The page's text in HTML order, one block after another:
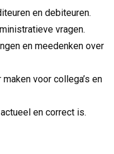
en debiteuren.
vragen.
en meedenken over
voor collega’s en
en correct is.